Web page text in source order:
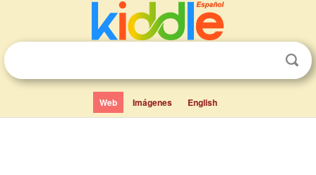
Web Imágenes English